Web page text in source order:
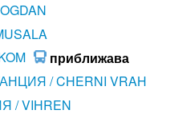
приближава
/ CHERNI VRAH
/ VIHREN